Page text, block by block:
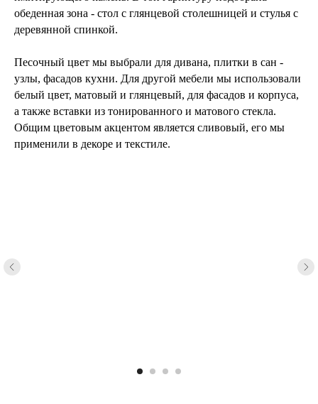
обеденная зона - стол с глянцевой столешницей и стулья с
деревянной спинкой.
Песочный цвет мы выбрали для дивана, плитки в сан -
узлы, фасадов кухни. Для другой мебели мы использовали
белый цвет, матовый и глянцевый, для фасадов и корпуса,
а также вставки из тонированного и матового стекла.
Общим цветовым акцентом является сливовый, его мы
применили в декоре и текстиле.